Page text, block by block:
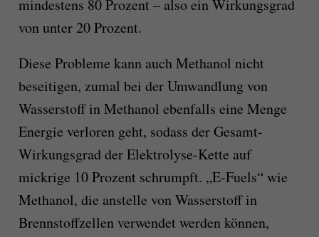
mindestens 80 Prozent – also ein Wirkungsgrad
von unter 20 Prozent.
Diese Probleme kann auch Methanol nicht
beseitigen, zumal bei der Umwandlung von
Wasserstoff in Methanol ebenfalls eine Menge
Energie verloren geht, sodass der Gesamt-
Wirkungsgrad der Elektrolyse-Kette auf
mickrige 10 Prozent schrumpft. „E-Fuels“ wie
Methanol, die anstelle von Wasserstoff in
Brennstoffzellen verwendet werden können,